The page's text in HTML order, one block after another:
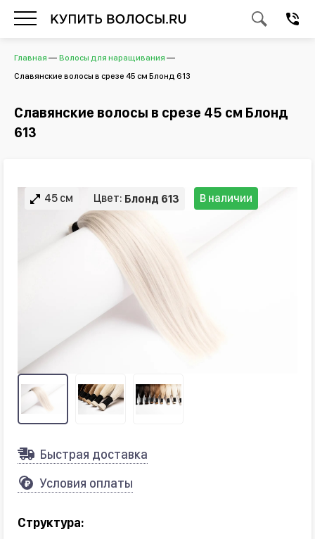
Главная
Волосы для наращивания
Славянские волосы в срезе 45 см Блонд 613
Славянские волосы в срезе 45 см Блонд
613
45 см Цвет: Блонд 613 В наличии
Быстрая доставка
Условия оплаты
Структура: